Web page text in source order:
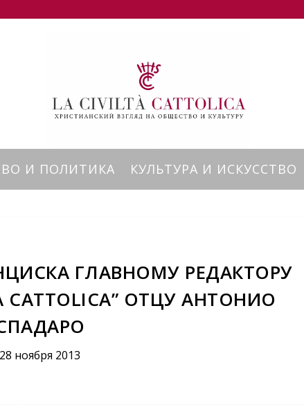
И ПОЛИТИКА КУЛЬТУРА И ИСКУССТВО
ГЛАВНОМУ РЕДАКТОРУ
CATTOLICA” ОТЦУ АНТОНИО
28 ноября 2013